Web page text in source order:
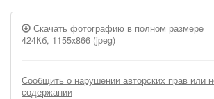
Скачать фотографию в полном размере
424Кб, 1155x866 (jpeg)
Сообщить о нарушении авторских прав или
содержании